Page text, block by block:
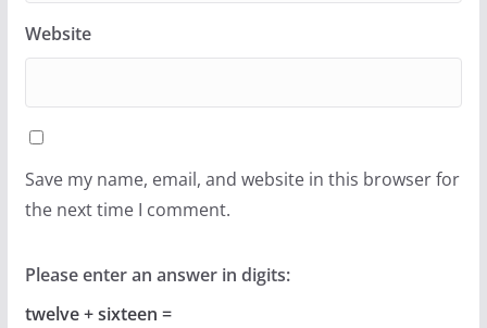
Website
Save my name, email, and website in this browser for
the next time I comment.
Please enter an answer in digits:
twelve + sixteen =